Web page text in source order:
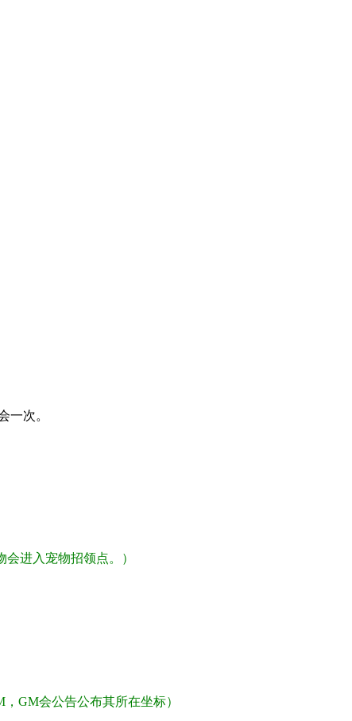
一次。
进入宠物招领点。）
GM会公告公布其所在坐标）